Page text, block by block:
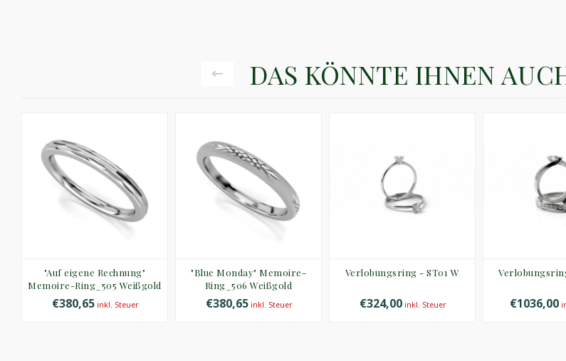
DAS KÖNNTE IHNEN
"Auf eigene Rechnung"
Memoire-Ring_505 Weißgold
€380,65inkl. Steuer
"Blue Monday" Memoire-
Ring_506 Weißgold
€380,65inkl. Steuer
Verlobungsring - ST01 W
€324,00inkl. Steuer €1036,00